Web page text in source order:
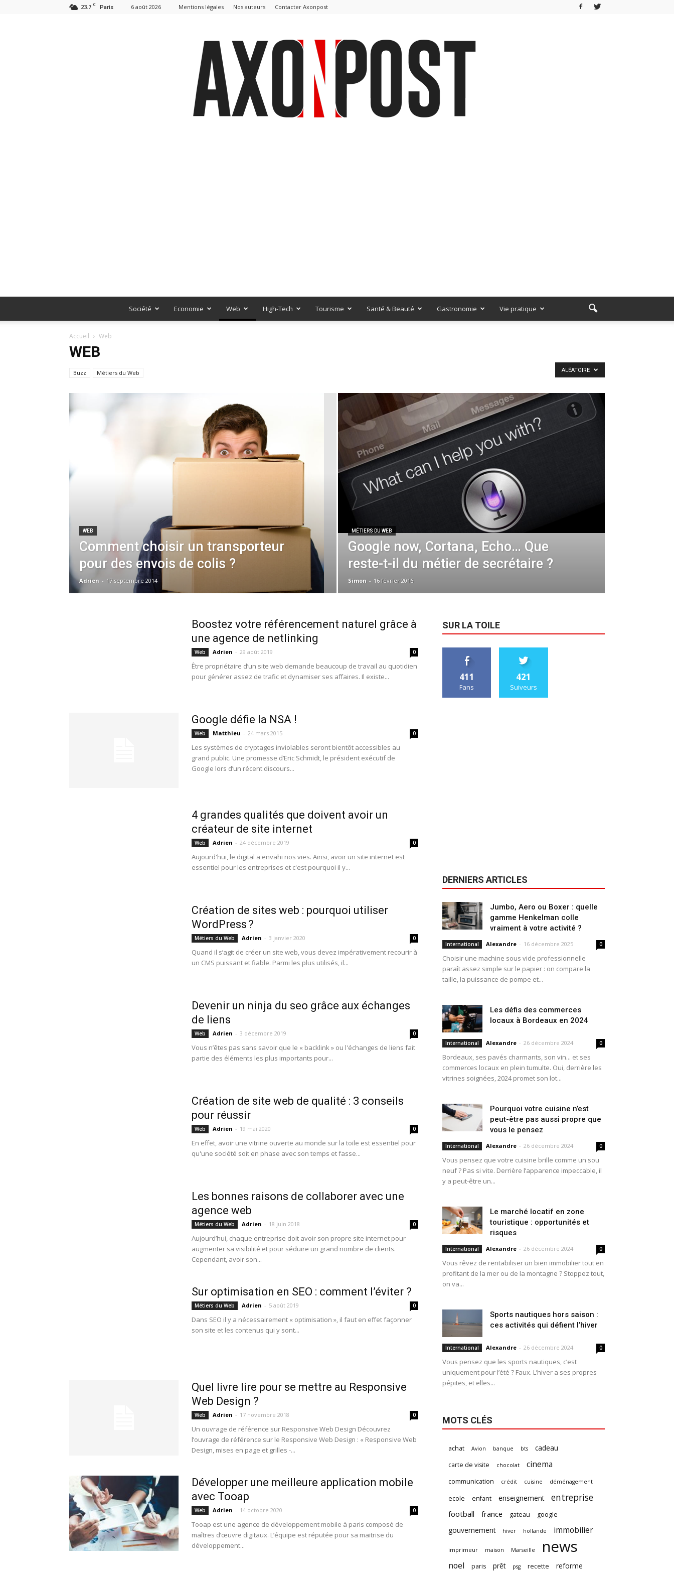
23.7 C Paris 6 août 2026 Mentions légales Nos auteurs Contacter Axonpost
Société Economie Web High-Tech Tourisme Santé & Beauté Gastronomie Vie pratique
Accueil Web
WEB
Buzz Métiers du Web ALÉATOIRE
WEB
Comment choisir un transporteur
pour des envois de colis ?
Adrien - 17 septembre 2014
MÉTIERS DU WEB
Google now, Cortana, Echo… Que
reste-t-il du métier de secrétaire ?
Simon - 16 février 2016
Boostez votre référencement naturel grâce à
une agence de netlinking
Web Adrien - 29 août 2019 0
Être propriétaire d’un site web demande beaucoup de travail au quotidien
pour générer assez de trafic et dynamiser ses affaires. Il existe...
Google défie la NSA !
Web Matthieu - 24 mars 2015 0
Les systèmes de cryptages inviolables seront bientôt accessibles au
grand public. Une promesse d’Eric Schmidt, le président exécutif de
Google lors d’un récent discours...
4 grandes qualités que doivent avoir un
créateur de site internet
Web Adrien - 24 décembre 2019 0
Aujourd'hui, le digital a envahi nos vies. Ainsi, avoir un site internet est
essentiel pour les entreprises et c'est pourquoi il y...
Création de sites web : pourquoi utiliser
WordPress ?
Métiers du Web Adrien - 3 janvier 2020 0
Quand il s’agit de créer un site web, vous devez impérativement recourir à
un CMS puissant et fiable. Parmi les plus utilisés, il...
Devenir un ninja du seo grâce aux échanges
de liens
Web Adrien - 3 décembre 2019 0
Vous n’êtes pas sans savoir que le « backlink » ou l'échanges de liens fait
partie des éléments les plus importants pour...
Création de site web de qualité : 3 conseils
pour réussir
Web Adrien - 19 mai 2020 0
En effet, avoir une vitrine ouverte au monde sur la toile est essentiel pour
qu'une société soit en phase avec son temps et fasse...
Les bonnes raisons de collaborer avec une
agence web
Métiers du Web Adrien - 18 juin 2018 0
Aujourd’hui, chaque entreprise doit avoir son propre site internet pour
augmenter sa visibilité et pour séduire un grand nombre de clients.
Cependant, avoir son...
Sur optimisation en SEO : comment l’éviter ?
Métiers du Web Adrien - 5 août 2019 0
Dans SEO il y a nécessairement « optimisation », il faut en effet façonner
son site et les contenus qui y sont...
Quel livre lire pour se mettre au Responsive
Web Design ?
Web Adrien - 17 novembre 2018 0
Un ouvrage de référence sur Responsive Web Design Découvrez
l’ouvrage de référence sur le Responsive Web Design : « Responsive Web
Design, mises en page et grilles -...
Développer une meilleure application mobile
avec Tooap
Web Adrien - 14 octobre 2020 0
Tooap est une agence de développement mobile à paris composé de
maîtres d’œuvre digitaux. L’équipe est réputée pour sa maitrise du
développement...
SUR LA TOILE
411
Fans
421
Suiveurs
DERNIERS ARTICLES
Jumbo, Aero ou Boxer : quelle
gamme Henkelman colle
vraiment à votre activité ?
International Alexandre - 16 décembre 2025 0
Choisir une machine sous vide professionnelle
paraît assez simple sur le papier : on compare la
taille, la puissance de pompe et...
Les défis des commerces
locaux à Bordeaux en 2024
International Alexandre - 26 décembre 2024 0
Bordeaux, ses pavés charmants, son vin... et ses
commerces locaux en plein tumulte. Oui, derrière les
vitrines soignées, 2024 promet son lot...
Pourquoi votre cuisine n’est
peut-être pas aussi propre que
vous le pensez
International Alexandre - 26 décembre 2024 0
Vous pensez que votre cuisine brille comme un sou
neuf ? Pas si vite. Derrière l’apparence impeccable, il
y a peut-être un...
Le marché locatif en zone
touristique : opportunités et
risques
International Alexandre - 26 décembre 2024 0
Vous rêvez de rentabiliser un bien immobilier tout en
profitant de la mer ou de la montagne ? Stoppez tout,
on va...
Sports nautiques hors saison :
ces activités qui défient l’hiver
International Alexandre - 26 décembre 2024 0
Vous pensez que les sports nautiques, c’est
uniquement pour l’été ? Faux. L’hiver a ses propres
pépites, et elles...
MOTS CLÉS
achat Avion banque bts cadeau
carte de visite chocolat cinema
communication crédit cuisine déménagement
ecole enfant enseignement entreprise
football france gateau google
gouvernement hiver hollande immobilier
imprimeur maison Marseille news
noel paris prêt psg recette reforme